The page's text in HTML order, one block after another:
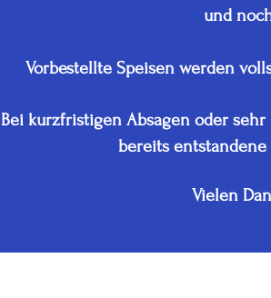
und
Vorbestellte Speisen werden
Bei kurzfristigen Absagen oder
bereits
Vielen